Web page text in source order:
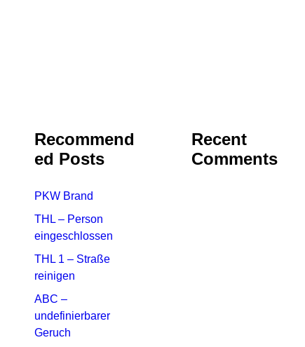
Recommend
ed Posts
PKW Brand
THL – Person
eingeschlossen
THL 1 – Straße
reinigen
ABC –
undefinierbarer
Geruch
Recent
Comments